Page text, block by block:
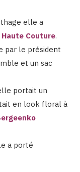
elle a
Couture.
par le président
et un sac
portait un
en look floral à
a porté